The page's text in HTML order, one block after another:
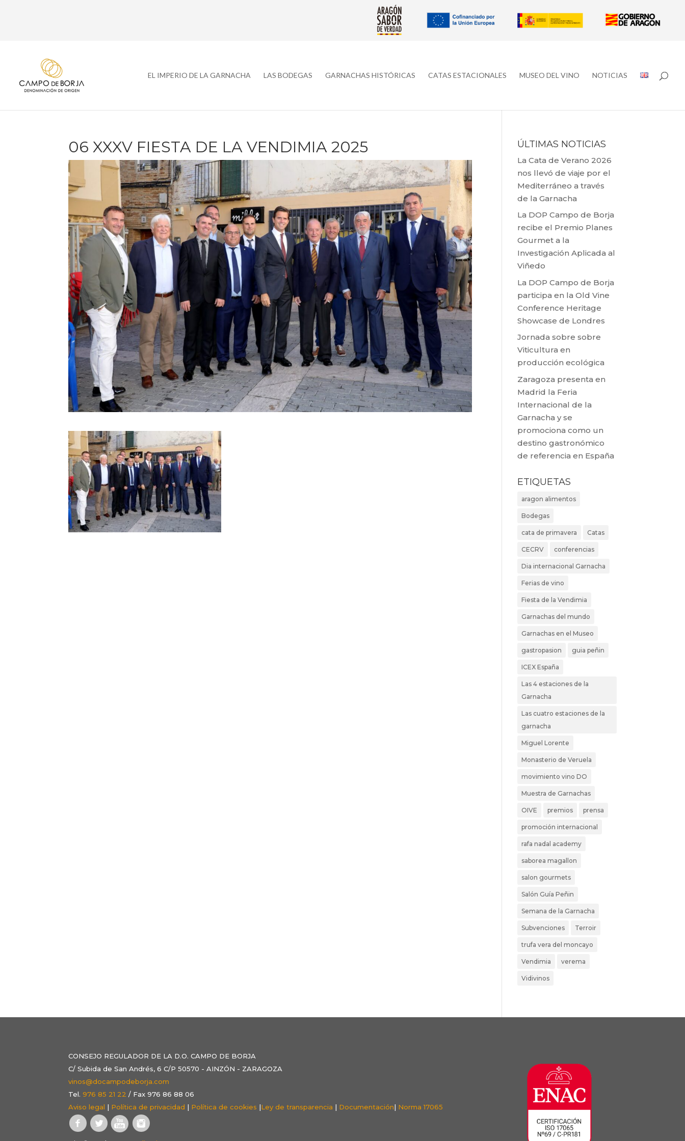
EL IMPERIO DE LA GARNACHA LAS BODEGAS GARNACHAS HISTÓRICAS CATAS ESTACIONALES MUSEO DEL VINO NOTICIAS
06 XXXV FIESTA DE LA VENDIMIA 2025 ÚLTIMAS NOTICIAS
La Cata de Verano 2026
nos llevó de viaje por el
Mediterráneo a través
de la Garnacha
La DOP Campo de Borja
recibe el Premio Planes
Gourmet a la
Investigación Aplicada al
Viñedo
La DOP Campo de Borja
participa en la Old Vine
Conference Heritage
Showcase de Londres
Jornada sobre sobre
Viticultura en
producción ecológica
Zaragoza presenta en
Madrid la Feria
Internacional de la
Garnacha y se
promociona como un
destino gastronómico
de referencia en España
ETIQUETAS
aragon alimentos
Bodegas
cata de primavera Catas
CECRV conferencias
Dia internacional Garnacha
Ferias de vino
Fiesta de la Vendimia
Garnachas del mundo
Garnachas en el Museo
gastropasion guia peñin
ICEX España
Las 4 estaciones de la
Garnacha
Las cuatro estaciones de la
garnacha
Miguel Lorente
Monasterio de Veruela
movimiento vino DO
Muestra de Garnachas
OIVE premios prensa
promoción internacional
rafa nadal academy
saborea magallon
salon gourmets
Salón Guía Peñin
Semana de la Garnacha
Subvenciones Terroir
trufa vera del moncayo
Vendimia verema
Vidivinos
CONSEJO REGULADOR DE LA D.O. CAMPO DE BORJA
C/ Subida de San Andrés, 6 C/P 50570 - AINZÓN - ZARAGOZA
vinos@docampodeborja.com
Tel.976 85 21 22 / Fax 976 86 88 06
Aviso legal | Política de privacidad | Política de cookies |Ley de transparencia | Documentación| Norma 17065